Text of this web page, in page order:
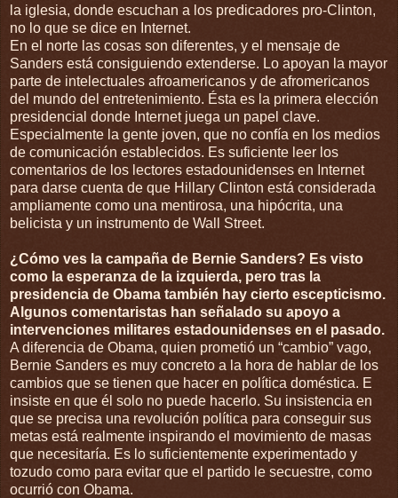
la iglesia, donde escuchan a los predicadores pro-Clinton,
no lo que se dice en Internet.
En el norte las cosas son diferentes, y el mensaje de
Sanders está consiguiendo extenderse. Lo apoyan la mayor
parte de intelectuales afroamericanos y de afromericanos
del mundo del entretenimiento. Ésta es la primera elección
presidencial donde Internet juega un papel clave.
Especialmente la gente joven, que no confía en los medios
de comunicación establecidos. Es suficiente leer los
comentarios de los lectores estadounidenses en Internet
para darse cuenta de que Hillary Clinton está considerada
ampliamente como una mentirosa, una hipócrita, una
belicista y un instrumento de Wall Street.
¿Cómo ves la campaña de Bernie Sanders? Es visto
como la esperanza de la izquierda, pero tras la
presidencia de Obama también hay cierto escepticismo.
Algunos comentaristas han señalado su apoyo a
intervenciones militares estadounidenses en el pasado.
A diferencia de Obama, quien prometió un “cambio” vago,
Bernie Sanders es muy concreto a la hora de hablar de los
cambios que se tienen que hacer en política doméstica. E
insiste en que él solo no puede hacerlo. Su insistencia en
que se precisa una revolución política para conseguir sus
metas está realmente inspirando el movimiento de masas
que necesitaría. Es lo suficientemente experimentado y
tozudo como para evitar que el partido le secuestre, como
ocurrió con Obama.